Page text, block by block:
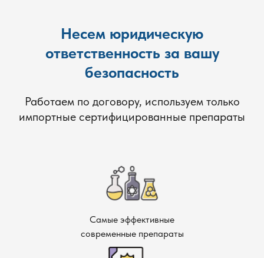
Несем юридическую
ответственность за вашу
безопасность
Работаем по договору, используем только
импортные сертифицированные препараты
Самые эффективные
современные препараты